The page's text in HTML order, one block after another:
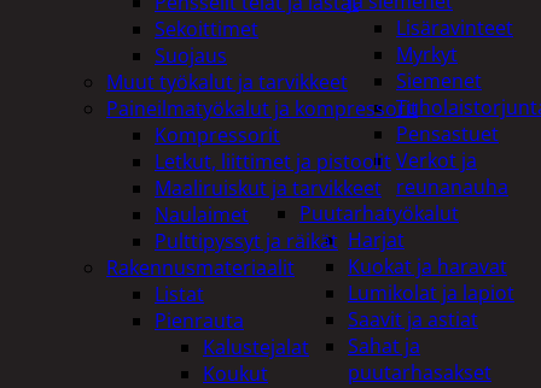
Lisäravinteet
Myrkyt
Siemenet
Pensastuet
Verkot ja
reunanauha
Puutarhatyökalut
Harjat
Kuokat ja haravat
Lumikolat ja lapiot
Saavit ja astiat
Sahat ja
puutarhasakset
Sekoittimet
Suojaus
Muut työkalut ja tarvikkeet
Paineilmatyökalut ja kompressorit
Kompressorit
Letkut, liittimet ja pistoolit
Maaliruiskut ja tarvikkeet
Naulaimet
Pulttipyssyt ja räikät
Rakennusmateriaalit
Listat
Pienrauta
Kalustejalat
Koukut